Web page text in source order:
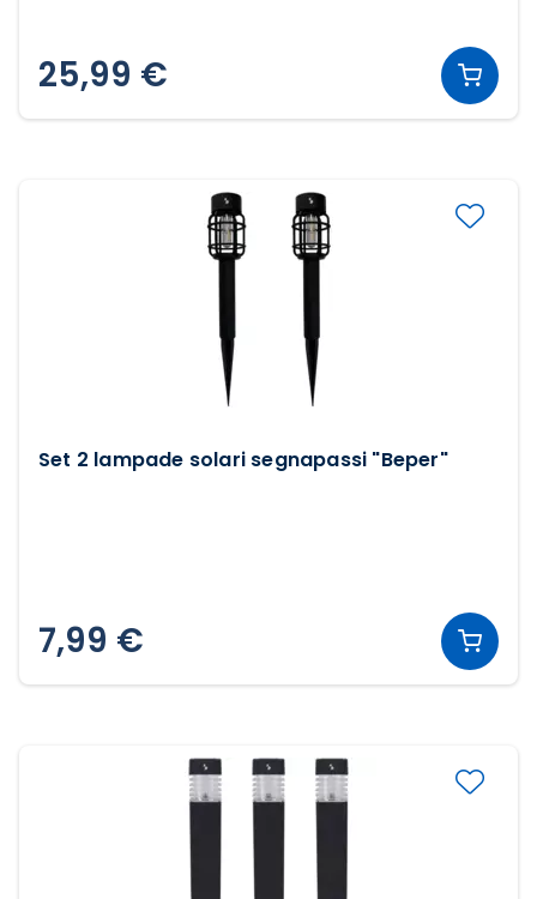
25,99 €
Set 2 lampade solari segnapassi "Beper"
7,99 €